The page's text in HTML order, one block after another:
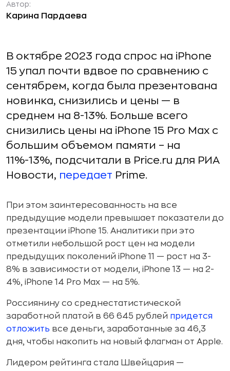
Автор:
Карина Пардаева
В октябре 2023 года спрос на iPhone
15 упал почти вдвое по сравнению с
сентябрем, когда была презентована
новинка, снизились и цены — в
среднем на 8-13%. Больше всего
снизились цены на iPhone 15 Pro Max с
большим объемом памяти – на
11%-13%, подсчитали в Price.ru для РИА
Новости, передает Prime.
При этом заинтересованность на все
предыдущие модели превышает показатели до
презентации iPhone 15. Аналитики при это
отметили небольшой рост цен на модели
предыдущих поколений iPhone 11 — рост на 3-
8% в зависимости от модели, iPhone 13 — на 2-
4%, iPhone 14 Pro Max — на 5%.
Россиянину со среднестатистической
заработной платой в 66 645 рублей придется
отложить все деньги, заработанные за 46,3
дня, чтобы накопить на новый флагман от Apple.
Лидером рейтинга стала Швейцария —